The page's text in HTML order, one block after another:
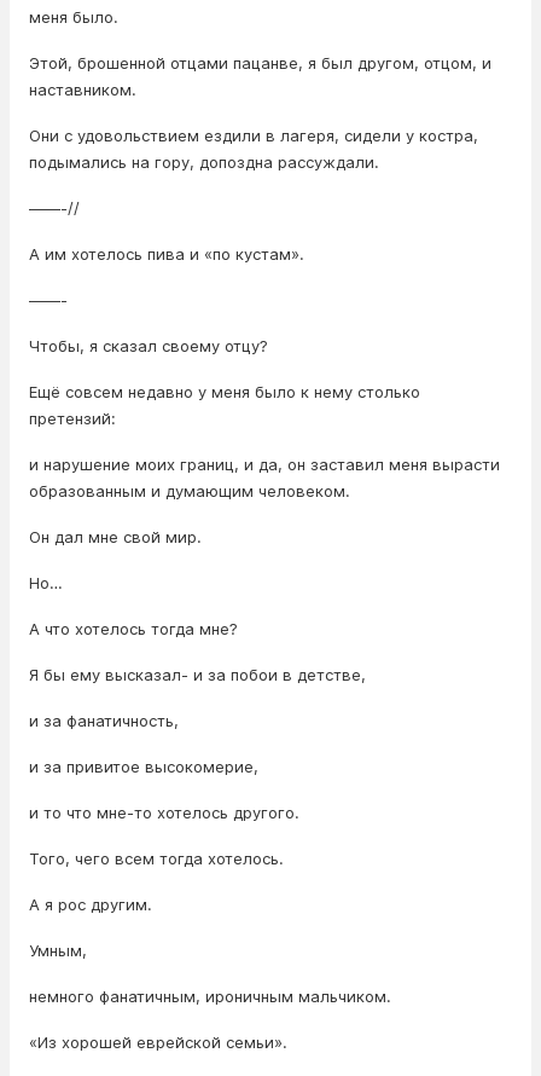
меня было.
Этой, брошенной отцами пацанве, я был другом, отцом, и
наставником.
Они с удовольствием ездили в лагеря, сидели у костра,
подымались на гору, допоздна рассуждали.
——-//
А им хотелось пива и «по кустам».
——-
Чтобы, я сказал своему отцу?
Ещё совсем недавно у меня было к нему столько
претензий:
и нарушение моих границ, и да, он заставил меня вырасти
образованным и думающим человеком.
Он дал мне свой мир.
Но…
А что хотелось тогда мне?
Я бы ему высказал- и за побои в детстве,
и за фанатичность,
и за привитое высокомерие,
и то что мне-то хотелось другого.
Того, чего всем тогда хотелось.
А я рос другим.
Умным,
немного фанатичным, ироничным мальчиком.
«Из хорошей еврейской семьи».